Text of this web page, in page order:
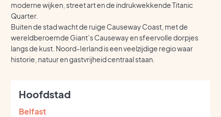
moderne wijken, street art en de indrukwekkende Titanic
Quarter.
Buiten de stad wacht de ruige Causeway Coast, met de
wereldberoemde Giant’s Causeway en sfeervolle dorpjes
langs de kust. Noord-Ierland is een veelzijdige regio waar
historie, natuur en gastvrijheid centraal staan.
Hoofdstad
Belfast